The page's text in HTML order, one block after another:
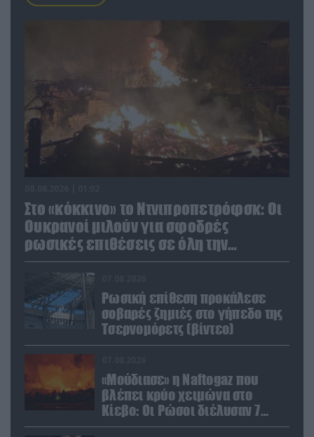
Στο «κόκκινο» το Ντνιπροπετρόφσκ: Οι
Ουκρανοί μιλούν για σφοδρές
ρωσικές επιθέσεις σε όλη την
επικράτεια
Ρωσική επίθεση προκάλεσε
σοβαρές ζημιές στο γήπεδο της
Τσερνομόρετς (βίντεο)
«Μούδιασε» η Naftogaz που
βλέπει κρύο χειμώνα στο
Κίεβο: Οι Ρώσοι διέλυσαν 7
εγκαταστάσεις του ουκρανικού